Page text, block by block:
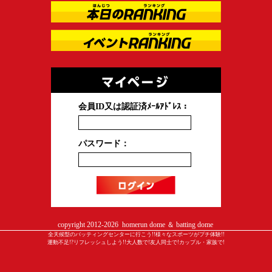
会員ID又は認証済ﾒｰﾙｱﾄﾞﾚｽ：
パスワード：
copyright 2012-2026 homerun dome ＆ batting dome
全天候型のバッティングセンターに行こう!!様々なスポーツがプチ体験!!
運動不足!?リフレッシュしよう!!大人数で!友人同士で!カップル・家族で!